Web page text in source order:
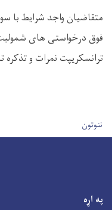
متقاضیان واجد شرایط با
فوق درخواستی های
ترانسکریپت نمرات و
User account menu
ننوتون
په اړه